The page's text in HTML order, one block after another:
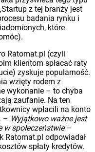
z tej branży jest
badania rynku i
które
Ratomat.pl (czyli
klientom spłacać raty
zyskuje popularność.
wzięty rodem z
wykonanie – to chyba
zaufanie. Na ten
wpłacili na konto
– Wyjątkowo ważne jest
społeczeństwie–
Ratomat.pl odpowiadał
spłaty kredytów.